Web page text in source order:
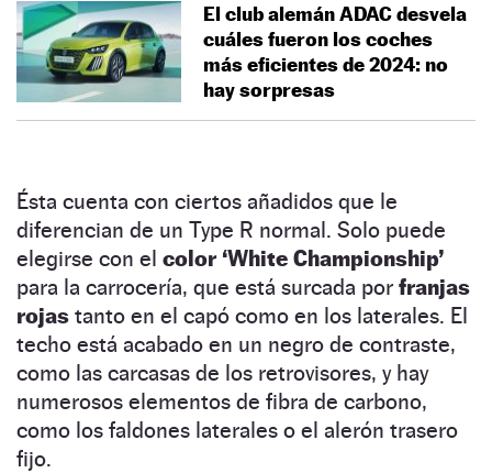
El club alemán ADAC desvela
cuáles fueron los coches
más eficientes de 2024: no
hay sorpresas
Ésta cuenta con ciertos añadidos que le
diferencian de un Type R normal. Solo puede
elegirse con el color ‘White Championship’
para la carrocería, que está surcada por franjas
rojas tanto en el capó como en los laterales. El
techo está acabado en un negro de contraste,
como las carcasas de los retrovisores, y hay
numerosos elementos de fibra de carbono,
como los faldones laterales o el alerón trasero
fijo.